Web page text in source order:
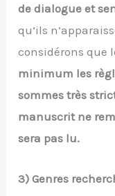
de dialogue et
qu’ils
considérons que
minimum les
sommes très
manuscrit ne
sera pas lu.
3) Genres